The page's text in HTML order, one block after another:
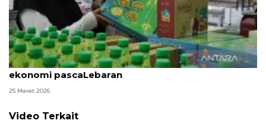
CORE: Pemerintah perlu mitigasi tantangan
ekonomi pascaLebaran
25 Maret 2026
Video Terkait